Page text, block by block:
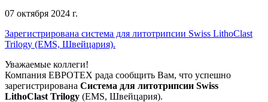
07 октября 2024 г.
Зарегистрирована система для литотрипсии Swiss LithoClast
Trilogy (EMS, Швейцария).
Уважаемые коллеги!
Компания ЕВРОТЕХ рада сообщить Вам, что успешно
зарегистрирована Система для литотрипсии Swiss
LithoClast Trilogy (EMS, Швейцария).